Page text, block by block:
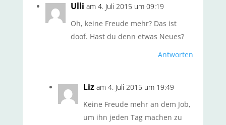
Ulli am 4. Juli 2015 um 09:19
Oh, keine Freude mehr? Das ist
doof. Hast du denn etwas Neues?
Antworten
Liz am 4. Juli 2015 um 19:49
Keine Freude mehr an dem Job,
um ihn jeden Tag machen zu